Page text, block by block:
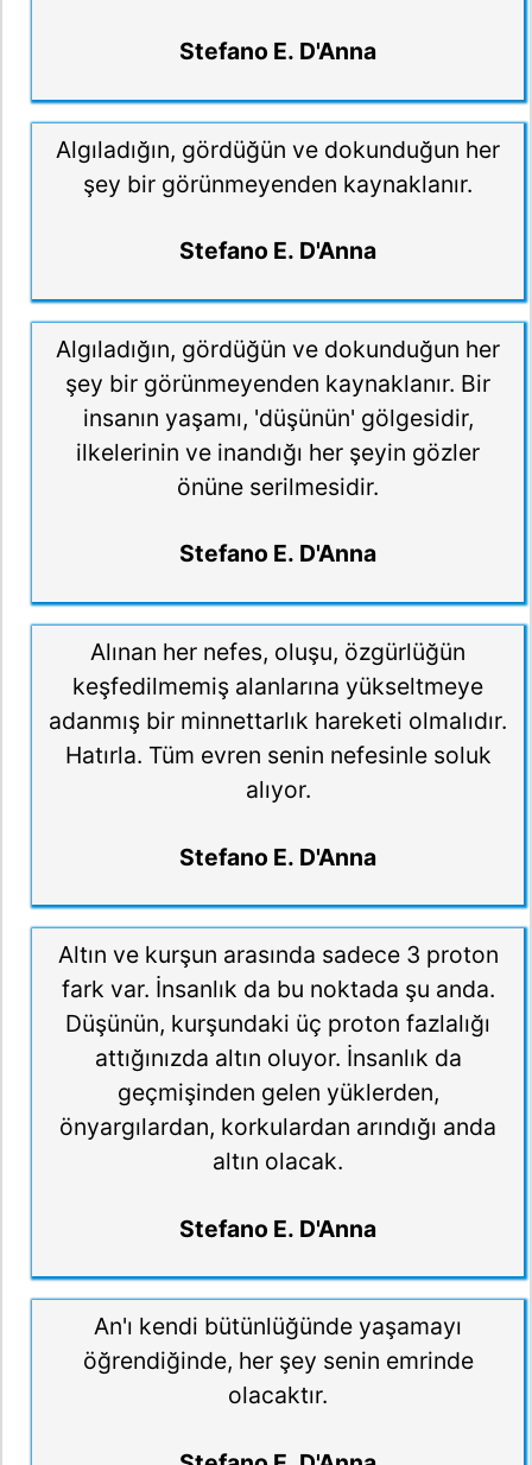
Stefano E. D'Anna
Algıladığın, gördüğün ve dokunduğun her
şey bir görünmeyenden kaynaklanır.
Stefano E. D'Anna
Algıladığın, gördüğün ve dokunduğun her
şey bir görünmeyenden kaynaklanır. Bir
insanın yaşamı, 'düşünün' gölgesidir,
ilkelerinin ve inandığı her şeyin gözler
önüne serilmesidir.
Stefano E. D'Anna
Alınan her nefes, oluşu, özgürlüğün
keşfedilmemiş alanlarına yükseltmeye
adanmış bir minnettarlık hareketi olmalıdır.
Hatırla. Tüm evren senin nefesinle soluk
alıyor.
Stefano E. D'Anna
Altın ve kurşun arasında sadece 3 proton
fark var. İnsanlık da bu noktada şu anda.
Düşünün, kurşundaki üç proton fazlalığı
attığınızda altın oluyor. İnsanlık da
geçmişinden gelen yüklerden,
önyargılardan, korkulardan arındığı anda
altın olacak.
Stefano E. D'Anna
An'ı kendi bütünlüğünde yaşamayı
öğrendiğinde, her şey senin emrinde
olacaktır.